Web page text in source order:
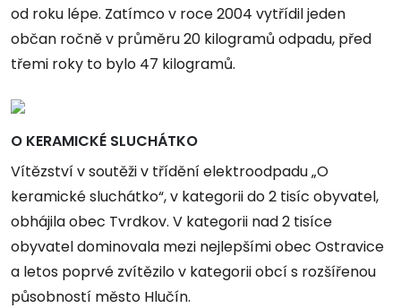
od roku lépe. Zatímco v roce 2004 vytřídil jeden
občan ročně v průměru 20 kilogramů odpadu, před
třemi roky to bylo 47 kilogramů.
O KERAMICKÉ SLUCHÁTKO
Vítězství v soutěži v třídění elektroodpadu „O
keramické sluchátko“, v kategorii do 2 tisíc obyvatel,
obhájila obec Tvrdkov. V kategorii nad 2 tisíce
obyvatel dominovala mezi nejlepšími obec Ostravice
a letos poprvé zvítězilo v kategorii obcí s rozšířenou
působností město Hlučín.